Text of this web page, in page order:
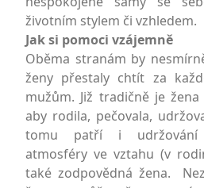
životním stylem či vzhledem.
Jak si pomoci vzájemně
Oběma stranám by
ženy přestaly chtít za
mužům. Již tradičně je
aby rodila, pečovala,
tomu patří i udržování
atmosféry ve vztahu (v
také zodpovědná žena.